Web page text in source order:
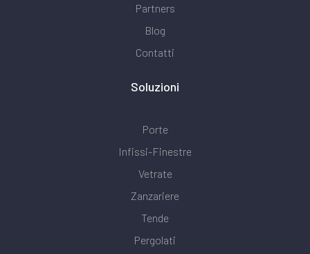
Partners
Blog
Contatti
Soluzioni
Porte
Infissi-Finestre
Vetrate
Zanzariere
Tende
Pergolati